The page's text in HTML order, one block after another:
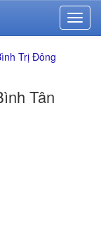
Trị Đông
Tân